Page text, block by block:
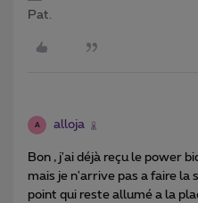
Pat.
A alloja
Bon , j'ai déjà reçu le power
mais je n'arrive pas a faire la
point qui reste allumé a la